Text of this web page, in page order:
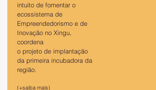
intuito de fomentar o
ecossistema de
Empreendedorismo e de
Inovação no Xingu,
coordena
o projeto de implantação
da primeira incubadora da
região.
(+saiba mais)